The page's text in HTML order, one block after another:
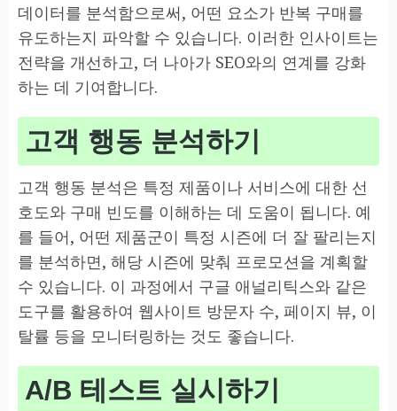
데이터를 분석함으로써, 어떤 요소가 반복 구매를
유도하는지 파악할 수 있습니다. 이러한 인사이트는
전략을 개선하고, 더 나아가 SEO와의 연계를 강화
하는 데 기여합니다.
고객 행동 분석하기
고객 행동 분석은 특정 제품이나 서비스에 대한 선
호도와 구매 빈도를 이해하는 데 도움이 됩니다. 예
를 들어, 어떤 제품군이 특정 시즌에 더 잘 팔리는지
를 분석하면, 해당 시즌에 맞춰 프로모션을 계획할
수 있습니다. 이 과정에서 구글 애널리틱스와 같은
도구를 활용하여 웹사이트 방문자 수, 페이지 뷰, 이
탈률 등을 모니터링하는 것도 좋습니다.
A/B 테스트 실시하기